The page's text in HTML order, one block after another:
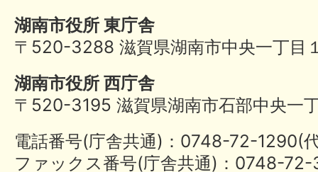
湖南市役所 東庁舎
〒520-3288 滋賀県湖南市中央一丁目
湖南市役所 西庁舎
〒520-3195 滋賀県湖南市石部中央一
電話番号(庁舎共通)：0748-72-
ファックス番号(庁舎共通)：0748-